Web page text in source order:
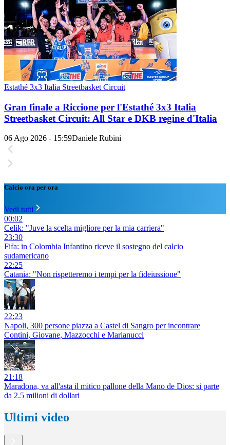
Estathé 3x3 Italia Streetbasket Circuit
Gran finale a Riccione per l'Estathé 3x3 Italia
Streetbasket Circuit: All Star e DKB regine d'Italia
06 Ago 2026 - 15:59Daniele Rubini
Calcio ora per ora
Vedi tutti
00:02
Celik: "Juve la scelta migliore per la mia carriera"
23:30
Fifa: in Colombia Infantino riceve il sostegno del calcio
sudamericano
22:25
Catania: "Non rispetteremo i tempi per la fideiussione"
22:23
Napoli, 300 persone piazza a Castel di Sangro per incontrare
Contini, Giovane, Mazzocchi e Marianucci
21:18
Maradona, va all'asta il mitico pallone della Mano de Dios: si parte
da 2.5 milioni di dollari
Ultimi video